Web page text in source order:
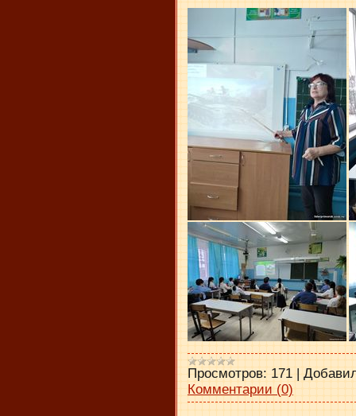
Просмотров: 171 |
Комментарии (0)